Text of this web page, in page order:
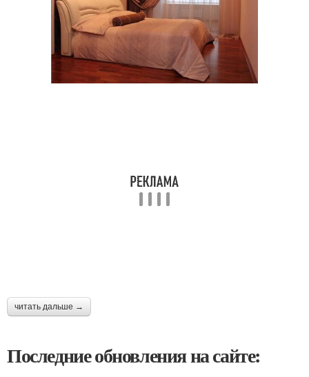
читать дальше →
Последние обновления на сайте: